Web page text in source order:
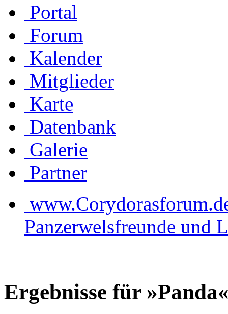
Portal
Forum
Kalender
Mitglieder
Karte
Datenbank
Galerie
Partner
Panzerwelsfreunde und
Ergebnisse für